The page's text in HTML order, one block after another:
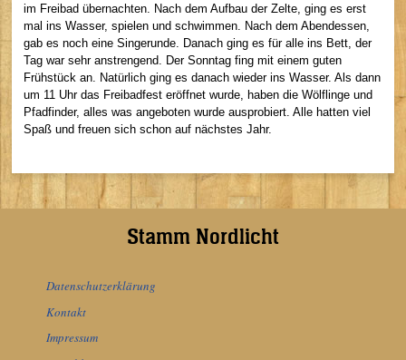
im Freibad übernachten. Nach dem Aufbau der Zelte, ging es erst
mal ins Wasser, spielen und schwimmen. Nach dem Abendessen,
gab es noch eine Singerunde. Danach ging es für alle ins Bett, der
Tag war sehr anstrengend. Der Sonntag fing mit einem guten
Frühstück an. Natürlich ging es danach wieder ins Wasser. Als dann
um 11 Uhr das Freibadfest eröffnet wurde, haben die Wölflinge und
Pfadfinder, alles was angeboten wurde ausprobiert. Alle hatten viel
Spaß und freuen sich schon auf nächstes Jahr.
Stamm Nordlicht
Datenschutzerklärung
Kontakt
Impressum